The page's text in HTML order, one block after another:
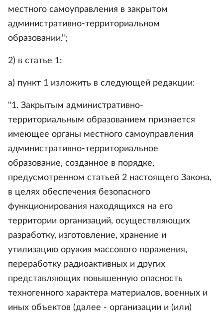
местного самоуправления в закрытом
административно-территориальном
образовании.";
2) в статье 1:
а) пункт 1 изложить в следующей редакции:
"1. Закрытым административно-
территориальным образованием признается
имеющее органы местного самоуправления
административно-территориальное
образование, созданное в порядке,
предусмотренном статьей 2 настоящего Закона,
в целях обеспечения безопасного
функционирования находящихся на его
территории организаций, осуществляющих
разработку, изготовление, хранение и
утилизацию оружия массового поражения,
переработку радиоактивных и других
представляющих повышенную опасность
техногенного характера материалов, военных и
иных объектов (далее - организации и (или)